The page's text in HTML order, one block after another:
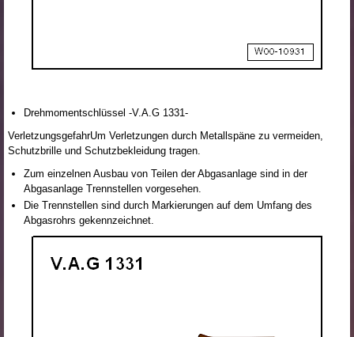
Drehmomentschlüssel -V.A.G 1331-
VerletzungsgefahrUm Verletzungen durch Metallspäne zu vermeiden,
Schutzbrille und Schutzbekleidung tragen.
Zum einzelnen Ausbau von Teilen der Abgasanlage sind in der
Abgasanlage Trennstellen vorgesehen.
Die Trennstellen sind durch Markierungen auf dem Umfang des
Abgasrohrs gekennzeichnet.